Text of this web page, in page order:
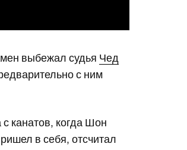
выбежал судья Чед
с ним
канатов, когда Шон
в себя, отсчитал